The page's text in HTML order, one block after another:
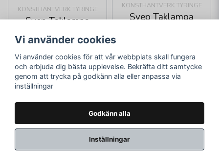
KONSTHANTVERK TYRINGE
Svep Taklampa
28cm Svartoxid
5 245 kr
Skickas inom 2-10
vardagar
KONSTHANTVERK TYRINGE
Svep Taklampa
6 125 kr
Skickas inom 2-10
vardagar
Vi använder cookies
Vi använder cookies för att vår webbplats skall fungera
och erbjuda dig bästa upplevelse. Bekräfta ditt samtycke
genom att trycka på godkänn alla eller anpassa via
inställningar
Godkänn alla
Inställningar